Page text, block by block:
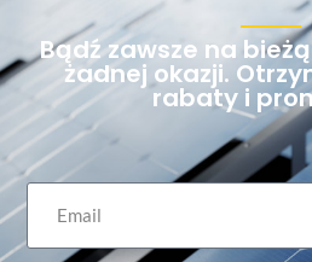
Bądź zawsze na
żadnej okazji.
rabaty i